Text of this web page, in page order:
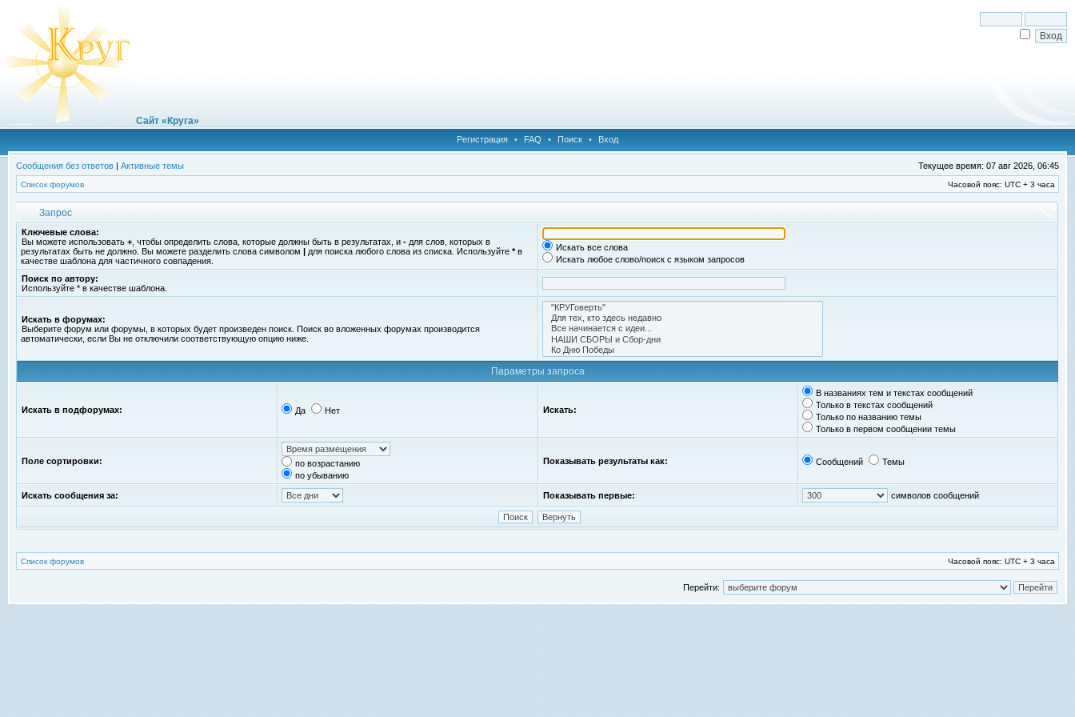
Сайт «Круга»
Регистрация • FAQ • Поиск • Вход
Сообщения без ответов | Активные темы Текущее время: 07 авг 2026, 06:45
Список форумов Часовой пояс: UTC + 3 часа
Запрос
Ключевые слова:
Вы можете использовать + , чтобы определить слова, которые должны быть в результатах, и - для слов, которых в
результатах быть не должно. Вы можете разделить слова символом | для поиска любого слова из списка. Используйте *в
качестве шаблона для частичного совпадения.
Искать все слова
Искать любое слово/поиск с языком запросов
Поиск по автору:
Используйте * в качестве шаблона.
Искать в форумах:
Выберите форум или форумы, в которых будет произведен поиск. Поиск во вложенных форумах производится
автоматически, если Вы не отключили соответствующую опцию ниже.
Параметры запроса
Искать в подфорумах: Да Нет Искать:
В названиях тем и текстах сообщений
Только в текстах сообщений
Только по названию темы
Только в первом сообщении темы
Поле сортировки:
по возрастанию
по убыванию
Показывать результаты как: Сообщений Темы
Искать сообщения за: Показывать первые: символов сообщений
Список форумов Часовой пояс: UTC + 3 часа
Перейти: